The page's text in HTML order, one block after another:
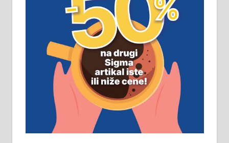
ПОСЛОВНИ ОГЛАСИ
Рудник и флотација Рудник
д.о.о. Рудник запошљава 20
помоћника рудара. Услови:
Основна школа, пожељно радно
искуство на истим и сличним
пословима, али не и неопходан
услов. Обезбеђен смештај,
превоз, исхрана. 032/57-41-122 –
локал 22